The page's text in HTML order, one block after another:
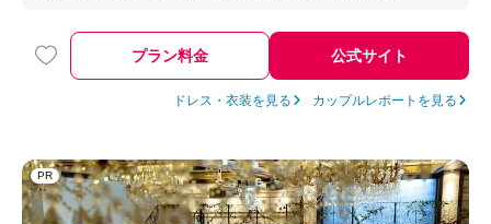
進めることができました。また、音響や映像設備も充実している
ため、演奏や映像演出などオリジナリティのある披露宴を実現し
やすい点も魅力です。形式にとらわれず、自分たちらしい結婚式
を挙げたい方や、ゲストとの時間を大切にしたい方には特におす
すめできる会場だと感じました。
プラン料金 公式サイト
ドレス・衣装を見る カップルレポートを見る
PR